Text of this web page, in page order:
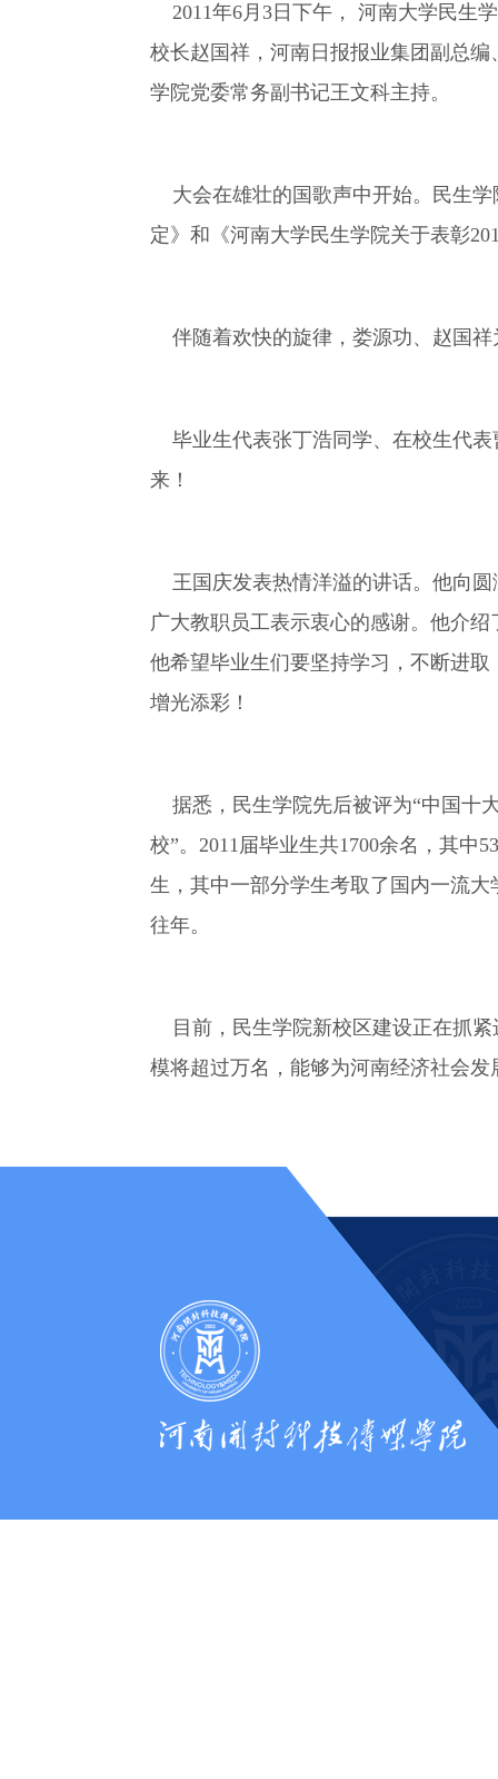
2011年6月3日下午， 河南大学民生
校长赵国祥，河南日报报业集团副总
学院党委常务副书记王文科主持。
大会在雄壮的国歌声中开始。民生学
定》和《河南大学民生学院关于表彰
伴随着欢快的旋律，娄源功、赵国祥
毕业生代表张丁浩同学、在校生代表
来！
王国庆发表热情洋溢的讲话。他向圆
广大教职员工表示衷心的感谢。他介
他希望毕业生们要坚持学习，不断进
增光添彩！
据悉，民生学院先后被评为“中国十
校”。2011届毕业生共1700余名，其中
生，其中一部分学生考取了国内一流
往年。
目前，民生学院新校区建设正在抓紧
模将超过万名，能够为河南经济社会